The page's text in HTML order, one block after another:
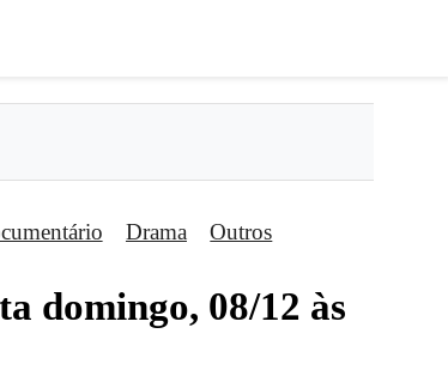
Drama Outros
domingo, 08/12 às